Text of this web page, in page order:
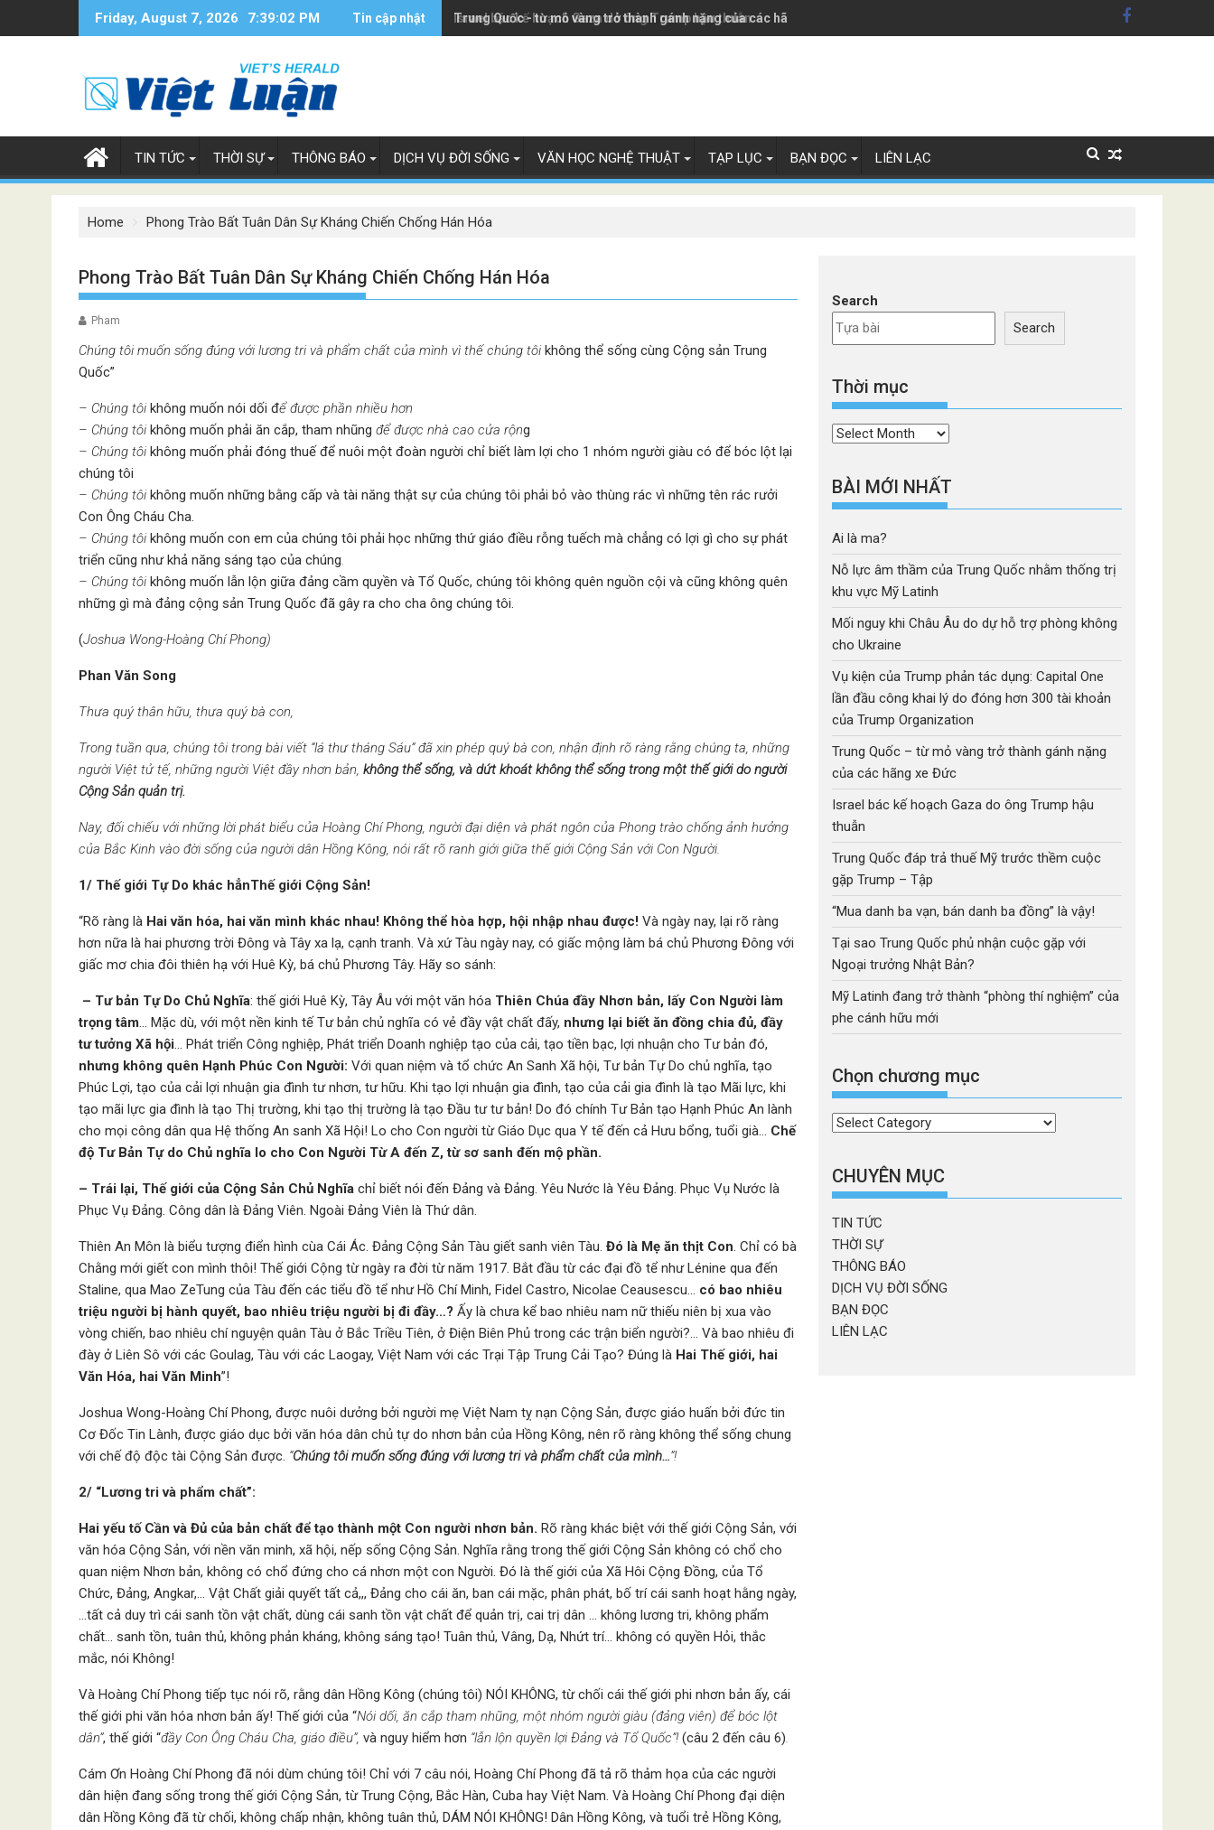
Friday, August 7, 2026 7:39:03 PM Tin cập nhật Trung Quốc - từ mỏ vàng trở thành gánh nặng của các hãng xe Đức
Israel bác kế hoạch Gaza do ông Trump hậu thuẫn
TIN TỨC THỜI SỰ THÔNG BÁO DỊCH VỤ ĐỜI SỐNG VĂN HỌC NGHỆ THUẬT TẠP LỤC BẠN ĐỌC LIÊN LẠC
Home Phong Trào Bất Tuân Dân Sự Kháng Chiến Chống Hán Hóa
Phong Trào Bất Tuân Dân Sự Kháng Chiến Chống Hán Hóa
Pham
Chúng tôi muốn sống đúng với lương tri và phẩm chất của mình vì thế chúng tôi không thể sống cùng Cộng sản Trung
Quốc”
– Chúng tôi không muốn nói dối để được phần nhiều hơn
– Chúng tôi không muốn phải ăn cắp, tham nhũng để được nhà cao cửa rộng
– Chúng tôi không muốn phải đóng thuế để nuôi một đoàn người chỉ biết làm lợi cho 1 nhóm người giàu có để bóc lột lại
chúng tôi
– Chúng tôi không muốn những bằng cấp và tài năng thật sự của chúng tôi phải bỏ vào thùng rác vì những tên rác rưởi
Con Ông Cháu Cha.
– Chúng tôi không muốn con em của chúng tôi phải học những thứ giáo điều rỗng tuếch mà chẳng có lợi gì cho sự phát
triển cũng như khả năng sáng tạo của chúng.
– Chúng tôi không muốn lẫn lộn giữa đảng cầm quyền và Tổ Quốc, chúng tôi không quên nguồn cội và cũng không quên
những gì mà đảng cộng sản Trung Quốc đã gây ra cho cha ông chúng tôi.
(Joshua Wong-Hoàng Chí Phong)
Phan Văn Song
Thưa quý thân hữu, thưa quý bà con,
Trong tuần qua, chúng tôi trong bài viết “lá thư tháng Sáu” đã xin phép quý bà con, nhận định rõ ràng rằng chúng ta, những
người Việt tử tế, những người Việt đầy nhơn bản, không thể sống, và dứt khoát không thể sống trong một thế giới do người
Cộng Sản quản trị.
Nay, đối chiếu với những lời phát biểu của Hoàng Chí Phong, người đại diện và phát ngôn của Phong trào chống ảnh hưởng
của Bắc Kinh vào đời sống của người dân Hồng Kông, nói rất rõ ranh giới giữa thế giới Cộng Sản với Con Người.
1/ Thế giới Tự Do khác hẳnThế giới Cộng Sản!
“Rõ ràng là Hai văn hóa, hai văn mình khác nhau! Không thể hòa hợp, hội nhập nhau được! Và ngày nay, lại rõ ràng
hơn nữa là hai phương trời Đông và Tây xa lạ, cạnh tranh. Và xứ Tàu ngày nay, có giấc mộng làm bá chủ Phương Đông với
giấc mơ chia đôi thiên hạ với Huê Kỳ, bá chủ Phương Tây. Hãy so sánh:
– Tư bản Tự Do Chủ Nghĩa: thế giới Huê Kỳ, Tây Âu với một văn hóa Thiên Chúa đầy Nhơn bản, lấy Con Người làm
trọng tâm… Mặc dù, với một nền kinh tế Tư bản chủ nghĩa có vẻ đầy vật chất đấy, nhưng lại biết ăn đồng chia đủ, đầy
tư tưởng Xã hội… Phát triển Công nghiệp, Phát triển Doanh nghiệp tạo của cải, tạo tiền bạc, lợi nhuận cho Tư bản đó,
nhưng không quên Hạnh Phúc Con Người: Với quan niệm và tổ chức An Sanh Xã hội, Tư bản Tự Do chủ nghĩa, tạo
Phúc Lợi, tạo của cải lợi nhuận gia đình tư nhơn, tư hữu. Khi tạo lợi nhuận gia đình, tạo của cải gia đình là tạo Mãi lực, khi
tạo mãi lực gia đình là tạo Thị trường, khi tạo thị trường là tạo Đầu tư tư bản! Do đó chính Tư Bản tạo Hạnh Phúc An lành
cho mọi công dân qua Hệ thống An sanh Xã Hội! Lo cho Con người từ Giáo Dục qua Y tế đến cả Hưu bổng, tuổi già… Chế
độ Tư Bản Tự do Chủ nghĩa lo cho Con Người Từ A đến Z, từ sơ sanh đến mộ phần.
– Trái lại, Thế giới của Cộng Sản Chủ Nghĩa chỉ biết nói đến Đảng và Đảng. Yêu Nước là Yêu Đảng. Phục Vụ Nước là
Phục Vụ Đảng. Công dân là Đảng Viên. Ngoài Đảng Viên là Thứ dân.
Thiên An Môn là biểu tượng điển hình cùa Cái Ác. Đảng Cộng Sản Tàu giết sanh viên Tàu. Đó là Mẹ ăn thịt Con. Chỉ có bà
Chằng mới giết con mình thôi! Thế giới Cộng từ ngày ra đời từ năm 1917. Bắt đầu từ các đại đồ tể như Lénine qua đến
Staline, qua Mao ZeTung của Tàu đến các tiểu đồ tể như Hồ Chí Minh, Fidel Castro, Nicolae Ceausescu… có bao nhiêu
triệu người bị hành quyết, bao nhiêu triệu người bị đi đầy…? Ấy là chưa kể bao nhiêu nam nữ thiếu niên bị xua vào
vòng chiến, bao nhiêu chí nguyện quân Tàu ở Bắc Triều Tiên, ở Điện Biên Phủ trong các trận biển người?… Và bao nhiêu đi
đày ở Liên Sô với các Goulag, Tàu với các Laogay, Việt Nam với các Trại Tập Trung Cải Tạo? Đúng là Hai Thế giới, hai
Văn Hóa, hai Văn Minh”!
Joshua Wong-Hoàng Chí Phong, được nuôi dưởng bởi người mẹ Việt Nam tỵ nạn Cộng Sản, được giáo huấn bởi đức tin
Cơ Đốc Tin Lành, được giáo dục bởi văn hóa dân chủ tự do nhơn bản của Hồng Kông, nên rõ ràng không thể sống chung
với chế độ độc tài Cộng Sản được. “Chúng tôi muốn sống đúng với lương tri và phẩm chất của mình…”!
2/ “Lương tri và phẩm chất”:
Hai yếu tố Cần và Đủ của bản chất để tạo thành một Con người nhơn bản. Rõ ràng khác biệt với thế giới Cộng Sản, với
văn hóa Cộng Sản, với nền văn minh, xã hội, nếp sống Cộng Sản. Nghĩa rằng trong thế giới Cộng Sản không có chổ cho
quan niệm Nhơn bản, không có chổ đứng cho cá nhơn một con Người. Đó là thế giới của Xã Hôi Cộng Đồng, của Tổ
Chức, Đảng, Angkar,… Vật Chất giải quyết tất cả,,, Đảng cho cái ăn, ban cái mặc, phân phát, bố trí cái sanh hoạt hằng ngày,
…tất cả duy trì cái sanh tồn vật chất, dùng cái sanh tồn vật chất để quản trị, cai trị dân … không lương tri, không phẩm
chất… sanh tồn, tuân thủ, không phản kháng, không sáng tạo! Tuân thủ, Vâng, Dạ, Nhứt trí… không có quyền Hỏi, thắc
mắc, nói Không!
Và Hoàng Chí Phong tiếp tục nói rõ, rằng dân Hồng Kông (chúng tôi) NÓI KHÔNG, từ chối cái thế giới phi nhơn bản ấy, cái
thế giới phi văn hóa nhơn bản ấy! Thế giới của “Nói dối, ăn cắp tham nhũng, một nhóm người giàu (đảng viên) để bóc lột
dân”, thế giới “đầy Con Ông Cháu Cha, giáo điều”, và nguy hiểm hơn “lẫn lộn quyền lợi Đảng và Tổ Quốc”! (câu 2 đến câu 6).
Cám Ơn Hoàng Chí Phong đã nói dùm chúng tôi! Chỉ với 7 câu nói, Hoàng Chí Phong đã tả rõ thảm họa của các người
dân hiện đang sống trong thế giới Cộng Sản, từ Trung Cộng, Bắc Hàn, Cuba hay Việt Nam. Và Hoàng Chí Phong đại diện
dân Hồng Kông đã từ chối, không chấp nhận, không tuân thủ, DÁM NÓI KHÔNG! Dân Hồng Kông, và tuổi trẻ Hồng Kông,
Search
Search
Thời mục
Thời
BÀI MỚI NHẤT
Ai là ma?
Nỗ lực âm thầm của Trung Quốc nhằm thống trị
khu vực Mỹ Latinh
Mối nguy khi Châu Âu do dự hỗ trợ phòng không
cho Ukraine
Vụ kiện của Trump phản tác dụng: Capital One
lần đầu công khai lý do đóng hơn 300 tài khoản
của Trump Organization
Trung Quốc – từ mỏ vàng trở thành gánh nặng
của các hãng xe Đức
Israel bác kế hoạch Gaza do ông Trump hậu
thuẫn
Trung Quốc đáp trả thuế Mỹ trước thềm cuộc
gặp Trump – Tập
“Mua danh ba vạn, bán danh ba đồng” là vậy!
Tại sao Trung Quốc phủ nhận cuộc gặp với
Ngoại trưởng Nhật Bản?
Mỹ Latinh đang trở thành “phòng thí nghiệm” của
phe cánh hữu mới
Chọn chương mục
Chọn
mục
CHUYÊN MỤC
TIN TỨC
THỜI SỰ
THÔNG BÁO
DỊCH VỤ ĐỜI SỐNG
BẠN ĐỌC
LIÊN LẠC